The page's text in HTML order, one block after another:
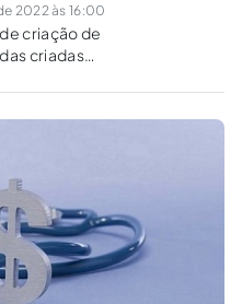
2022 às 16:00
criação de
criadas
estreita
para com